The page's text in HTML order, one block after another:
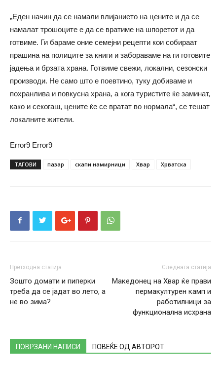
„Еден начин да се намали влијанието на цените и да се
намалат трошоците е да се вратиме на шпоретот и да
готвиме. Ги бараме оние семејни рецепти кои собираат
прашина на полиците за книги и забораваме на ги готовите
јадења и брзата храна. Готвиме свежи, локални, сезонски
производи. Не само што е поевтино, туку добиваме и
похранлива и повкусна храна, а кога туристите ќе заминат,
како и секогаш, цените ќе се вратат во нормала“, се тешат
локалните жители.
Error9 Error9
ТАГОВИ пазар скапи намирници Хвар Хрватска
Претходна статија
Зошто домати и пиперки
треба да се јадат во лето, а
не во зима?
Следната статија
Македонец на Хвар ќе прави
пермакултурен камп и
работилници за
функционална исхрана
ПОВРЗАНИ НАПИСИ ПОВЕЌЕ ОД АВТОРОТ